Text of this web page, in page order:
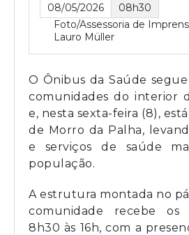
08/05/2026
08h30
Foto/Assessoria de
Lauro Müller
O Ônibus da Saúde
comunidades do interior
e, nesta sexta-feira (8),
de Morro da Palha,
e serviços de saúde
população.
A estrutura montada no
comunidade recebe os
8h30 às 16h, com a